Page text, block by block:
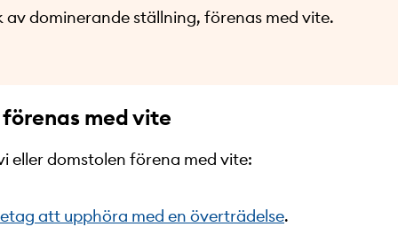
av dominerande ställning, förenas med vite.
med vite
eller domstolen förena med vite:
att upphöra med en överträdelse.